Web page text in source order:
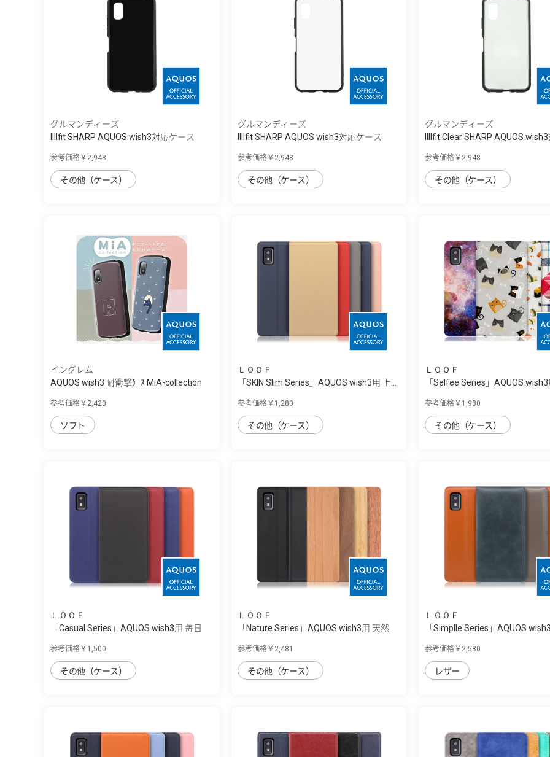
グルマンディーズ
IIIIfit SHARP AQUOS wish3対応ケース
参考価格￥2,948
その他（ケース）
グルマンディーズ
IIIIfit SHARP AQUOS wish3対応ケース
参考価格￥2,948
その他（ケース）
グルマンディーズ
IIIIfit Clear SHARP AQUOS wish3
参考価格￥2,948
その他（ケース）
イングレム
AQUOS wish3 耐衝撃ｹｰｽ MiA-collection
参考価格￥2,420
ソフト
ＬＯＯＦ
「SKIN Slim Series」AQUOS wish3用 上...
参考価格￥1,280
その他（ケース）
ＬＯＯＦ
「Selfee Series」AQUOS
参考価格￥1,980
その他（ケース）
ＬＯＯＦ
「Casual Series」AQUOS wish3用 毎日
参考価格￥1,500
その他（ケース）
ＬＯＯＦ
「Nature Series」AQUOS wish3用 天然
参考価格￥2,481
その他（ケース）
ＬＯＯＦ
「Simplle Series」AQUOS wish3
参考価格￥2,580
レザー